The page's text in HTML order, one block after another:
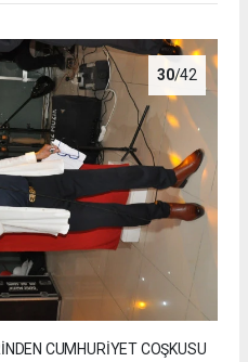
30/42
CUMHURİYET COŞKUSU